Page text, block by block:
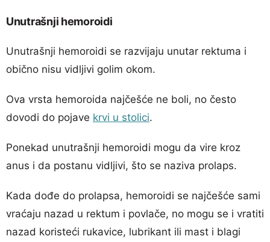
Unutrašnji hemoroidi
Unutrašnji hemoroidi se razvijaju unutar rektuma i
obično nisu vidljivi golim okom.
Ova vrsta hemoroida najčešće ne boli, no često
dovodi do pojave krvi u stolici.
Ponekad unutrašnji hemoroidi mogu da vire kroz
anus i da postanu vidljivi, što se naziva prolaps.
Kada dođe do prolapsa, hemoroidi se najčešće sami
vraćaju nazad u rektum i povlače, no mogu se i vratiti
nazad koristeći rukavice, lubrikant ili mast i blagi